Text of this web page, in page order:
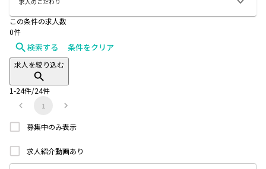
この条件の求人数
0件
検索する 条件をクリア
求人を絞り込む
1-24件/24件
1
募集中のみ表示
求人紹介動画あり